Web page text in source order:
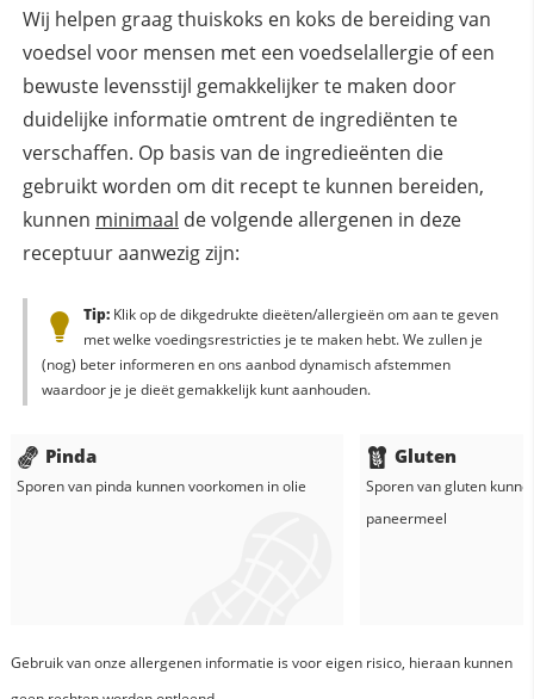
Wij helpen graag thuiskoks en koks de bereiding van
voedsel voor mensen met een voedselallergie of een
bewuste levensstijl gemakkelijker te maken door
duidelijke informatie omtrent de ingrediënten te
verschaffen. Op basis van de ingredieënten die
gebruikt worden om dit recept te kunnen bereiden,
kunnen minimaal de volgende allergenen in deze
receptuur aanwezig zijn:
Tip:Klik op de dikgedrukte dieëten/allergieën om aan te geven
met welke voedingsrestricties je te maken hebt. We zullen je
(nog) beter informeren en ons aanbod dynamisch afstemmen
waardoor je je dieët gemakkelijk kunt aanhouden.
Pinda
Sporen van pinda kunnen voorkomen inolie
Gluten
Sporen van gluten
paneermeel
Gebruik van onze allergenen informatie is voor eigen risico, hieraan kunnen